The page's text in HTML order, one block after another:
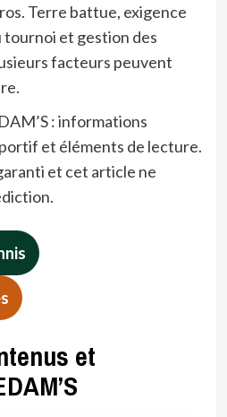
Terre battue, exigence
tournoi et gestion des
facteurs peuvent
: informations
et éléments de lecture.
et cet article ne
et